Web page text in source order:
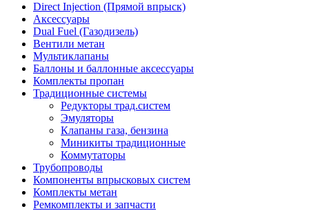
Direct Injection (Прямой впрыск)
Аксессуары
Dual Fuel (Газодизель)
Вентили метан
Мультиклапаны
Баллоны и баллонные аксессуары
Комплекты пропан
Традиционные системы
Редукторы трад.систем
Эмуляторы
Клапаны газа, бензина
Миникиты традиционные
Коммутаторы
Трубопроводы
Компоненты впрысковых систем
Комплекты метан
Ремкомплекты и запчасти